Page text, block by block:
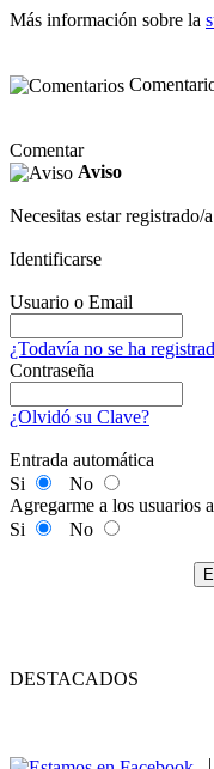
Más información sobre la
Comentar
Aviso
Necesitas estar
Identificarse
Usuario o Email
¿Todavía no se ha
Contraseña
¿Olvidó su Clave?
Entrada automática
Si
No
Agregarme a los usuarios
Si
No
DESTACADOS